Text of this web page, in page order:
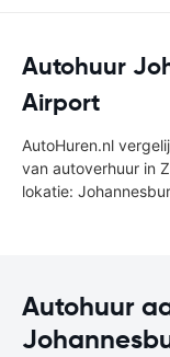
Autohuur
Airport
AutoHuren.nl
van autoverhuur in
lokatie:
Autohuur